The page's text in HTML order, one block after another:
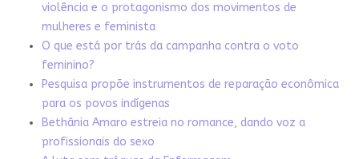
violência e o protagonismo dos movimentos de
mulheres e feminista
O que está por trás da campanha contra o voto
feminino?
Pesquisa propõe instrumentos de reparação econômica
para os povos indígenas
Bethânia Amaro estreia no romance, dando voz a
profissionais do sexo